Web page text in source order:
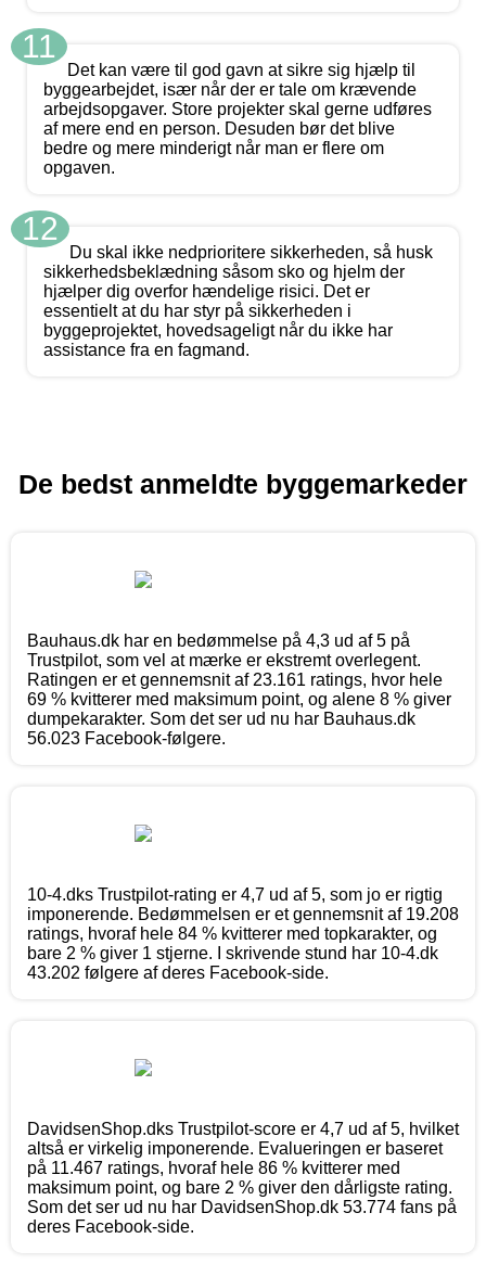
11
Det kan være til god gavn at sikre sig hjælp til
byggearbejdet, især når der er tale om krævende
arbejdsopgaver. Store projekter skal gerne udføres
af mere end en person. Desuden bør det blive
bedre og mere minderigt når man er flere om
opgaven.
12
Du skal ikke nedprioritere sikkerheden, så husk
sikkerhedsbeklædning såsom sko og hjelm der
hjælper dig overfor hændelige risici. Det er
essentielt at du har styr på sikkerheden i
byggeprojektet, hovedsageligt når du ikke har
assistance fra en fagmand.
De bedst anmeldte byggemarkeder
Bauhaus.dk har en bedømmelse på 4,3 ud af 5 på
Trustpilot, som vel at mærke er ekstremt overlegent.
Ratingen er et gennemsnit af 23.161 ratings, hvor hele
69 % kvitterer med maksimum point, og alene 8 % giver
dumpekarakter. Som det ser ud nu har Bauhaus.dk
56.023 Facebook-følgere.
10-4.dks Trustpilot-rating er 4,7 ud af 5, som jo er rigtig
imponerende. Bedømmelsen er et gennemsnit af 19.208
ratings, hvoraf hele 84 % kvitterer med topkarakter, og
bare 2 % giver 1 stjerne. I skrivende stund har 10-4.dk
43.202 følgere af deres Facebook-side.
DavidsenShop.dks Trustpilot-score er 4,7 ud af 5, hvilket
altså er virkelig imponerende. Evalueringen er baseret
på 11.467 ratings, hvoraf hele 86 % kvitterer med
maksimum point, og bare 2 % giver den dårligste rating.
Som det ser ud nu har DavidsenShop.dk 53.774 fans på
deres Facebook-side.